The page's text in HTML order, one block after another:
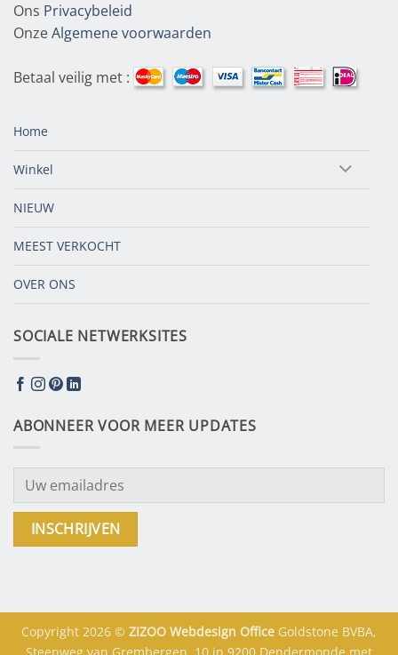
Ons Privacybeleid
OnzeAlgemene voorwaarden
Betaal veilig met :
Home
Winkel
NIEUW
MEEST VERKOCHT
OVER ONS
SOCIALE NETWERKSITES
ABONNEER VOOR MEER UPDATES
Copyright 2026 © ZIZOO Webdesign Office Goldstone BVBA,